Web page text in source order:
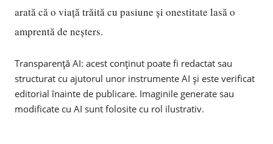
arată că o viață trăită cu pasiune și onestitate lasă o
amprentă de neșters.
Transparență AI: acest conținut poate fi redactat sau
structurat cu ajutorul unor instrumente AI și este verificat
editorial înainte de publicare. Imaginile generate sau
modificate cu AI sunt folosite cu rol ilustrativ.